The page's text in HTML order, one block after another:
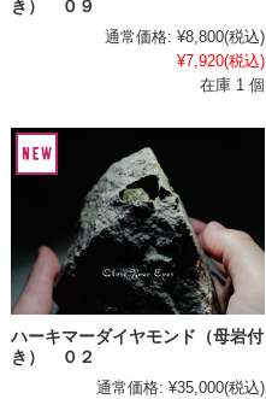
き） ０９
通常価格: ¥8,800(税込)
¥7,920(税込)
在庫 1 個
ハーキマーダイヤモンド（母岩付
き） ０２
通常価格: ¥35,000(税込)